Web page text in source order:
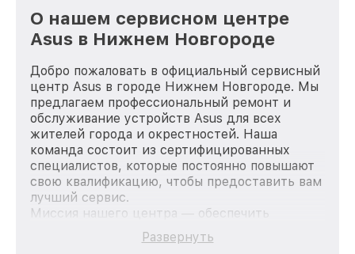
О нашем сервисном центре
Asus в Нижнем Новгороде
Добро пожаловать в официальный сервисный
центр Asus в городе Нижнем Новгороде. Мы
предлагаем профессиональный ремонт и
обслуживание устройств Asus для всех
жителей города и окрестностей. Наша
команда состоит из сертифицированных
специалистов, которые постоянно повышают
свою квалификацию, чтобы предоставить вам
лучший сервис.
Миссия нашего центра — обеспечить
качественный и доступный ремонт для
каждого пользователя продукции Asus, вне
Развернуть